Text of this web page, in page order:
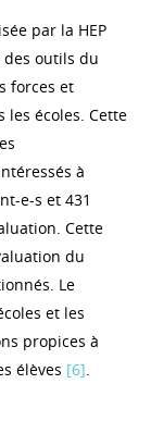
par la HEP
outils du
forces et
les écoles. Cette
à
e-s et 431
Cette
du
Le
et les
propices à
élèves [6].